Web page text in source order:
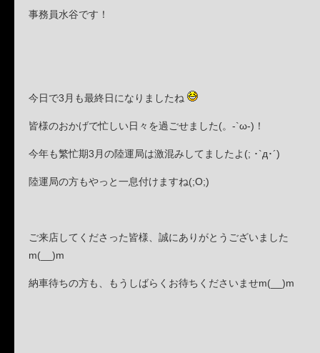
事務員水谷です！
今日で3月も最終日になりましたね
皆様のおかげで忙しい日々を過ごせました(。-`ω-)！
今年も繁忙期3月の陸運局は激混みしてましたよ(; ･`д･´)
陸運局の方もやっと一息付けますね(;O;)
ご来店してくださった皆様、誠にありがとうございました
m(__)m
納車待ちの方も、もうしばらくお待ちくださいませm(__)m